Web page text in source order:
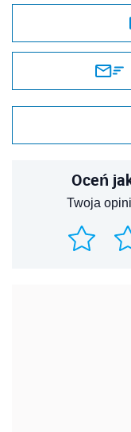
Oceń
Twoja